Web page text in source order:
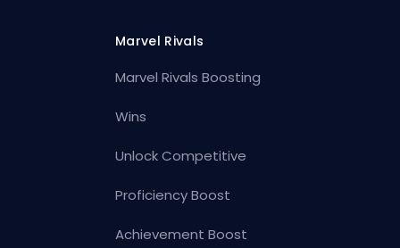
Marvel Rivals
Marvel Rivals Boosting
Wins
Unlock Competitive
Proficiency Boost
Achievement Boost